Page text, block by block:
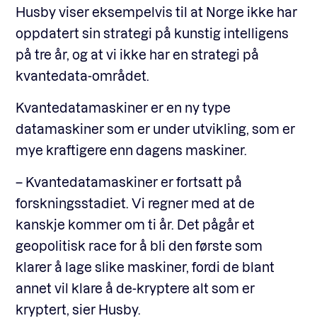
Husby viser eksempelvis til at Norge ikke har
oppdatert sin strategi på kunstig intelligens
på tre år, og at vi ikke har en strategi på
kvantedata-området.
Kvantedatamaskiner er en ny type
datamaskiner som er under utvikling, som er
mye kraftigere enn dagens maskiner.
– Kvantedatamaskiner er fortsatt på
forskningsstadiet. Vi regner med at de
kanskje kommer om ti år. Det pågår et
geopolitisk race for å bli den første som
klarer å lage slike maskiner, fordi de blant
annet vil klare å de-kryptere alt som er
kryptert, sier Husby.